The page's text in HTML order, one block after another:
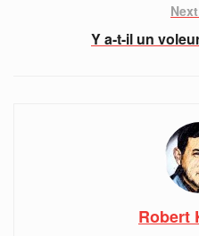
Y a-t-il un
Robert